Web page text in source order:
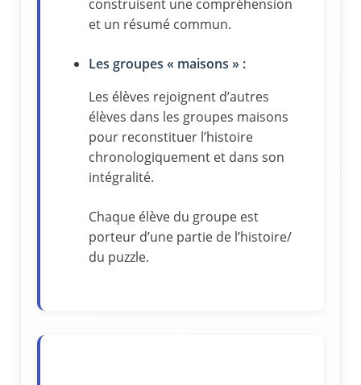
construisent une compréhension
et un résumé commun.
Les groupes « maisons » :
Les élèves rejoignent d’autres
élèves dans les groupes maisons
pour reconstituer l’histoire
chronologiquement et dans son
intégralité.
Chaque élève du groupe est
porteur d’une partie de l’histoire/
du puzzle.